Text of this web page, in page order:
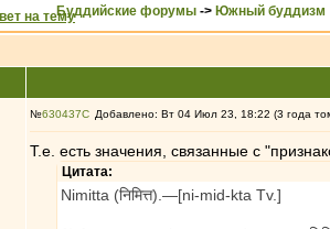
Буддийские форумы -> Южный буддизм
№630437 Добавлено: Вт 04 Июл 23, 18:22 (3 года
Т.е. есть значения, связанные с
Цитата:
Nimitta (निमित्त).—[ni-mid-kta Tv.]